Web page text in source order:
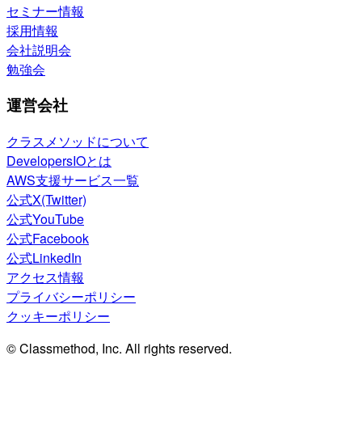
セミナー情報
採用情報
会社説明会
勉強会
運営会社
クラスメソッドについて
DevelopersIOとは
AWS支援サービス一覧
公式X(Twitter)
公式YouTube
公式Facebook
公式LinkedIn
アクセス情報
プライバシーポリシー
クッキーポリシー
© Classmethod, Inc. All rights reserved.